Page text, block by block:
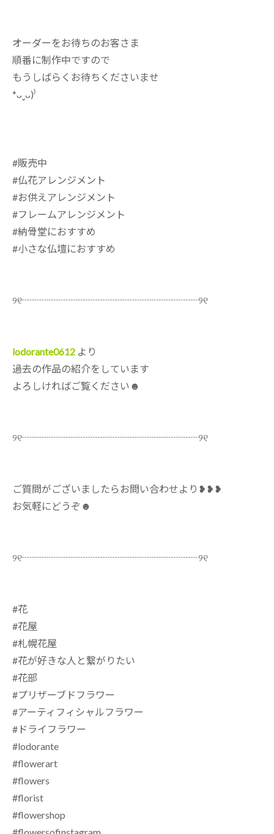
オーダーをお待ちのお客さま
順番に制作中ですので
もうしばらくお待ちくださいませ
*ᴗˬᴗ)⁾
#販売中
#仏花アレンジメント
#お供えアレンジメント
#フレームアレンジメント
#納骨堂におすすめ
#小さな仏壇におすすめ
୨୧┈┈┈┈┈┈┈┈┈┈┈┈┈┈┈┈┈┈୨୧
lodorante0612 より
過去の作品の紹介をしています
よろしければご覧ください☻
୨୧┈┈┈┈┈┈┈┈┈┈┈┈┈┈┈┈┈┈୨୧
ご質問がございましたらお問い合わせより❥❥❥
お気軽にどうぞ☻
୨୧┈┈┈┈┈┈┈┈┈┈┈┈┈┈┈┈┈┈୨୧
#花
#花屋
#札幌花屋
#花が好きな人と繋がりたい
#花部
#プリザーブドフラワー
#アーティフィシャルフラワー
#ドライフラワー
#lodorante
#flowerart
#flowers
#florist
#flowershop